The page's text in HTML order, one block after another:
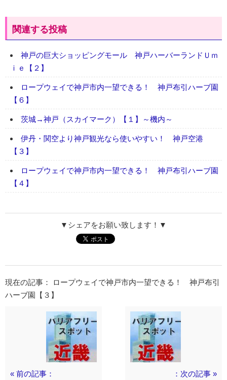
関連する投稿
神戸の巨大ショッピングモール 神戸ハーバーランドＵｍ
ｉｅ【２】
ロープウェイで神戸市内一望できる！ 神戸布引ハーブ園
【６】
茨城→神戸（スカイマーク）【１】～機内～
伊丹・関空より神戸観光なら使いやすい！ 神戸空港
【３】
ロープウェイで神戸市内一望できる！ 神戸布引ハーブ園
【４】
▼シェアをお願い致します！▼
現在の記事： ロープウェイで神戸市内一望できる！ 神戸布引
ハーブ園【３】
« 前の記事：
：次の記事 »